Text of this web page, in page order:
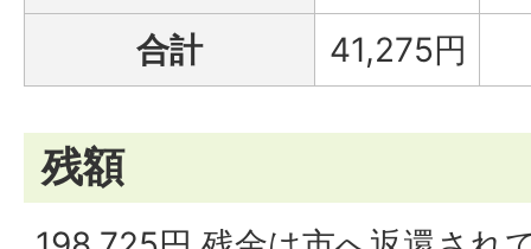
合計
41,275円
残額